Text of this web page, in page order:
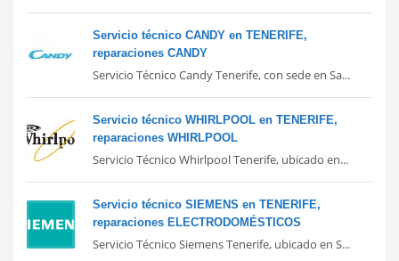
Servicio técnico CANDY en TENERIFE,
reparaciones CANDY
Servicio Técnico Candy Tenerife, con sede en Sa...
Servicio técnico WHIRLPOOL en TENERIFE,
reparaciones WHIRLPOOL
Servicio Técnico Whirlpool Tenerife, ubicado en...
Servicio técnico SIEMENS en TENERIFE,
reparaciones ELECTRODOMÉSTICOS
Servicio Técnico Siemens Tenerife, ubicado en S...